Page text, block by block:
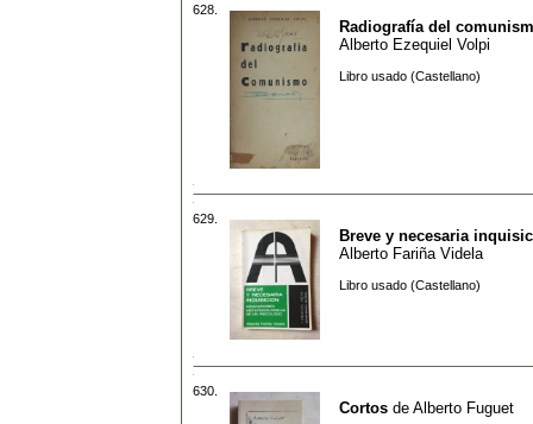
628.
Radiografía del
Alberto Ezequiel Volpi
Libro usado (Castellano)
629.
Breve y necesaria
Alberto Fariña Videla
Libro usado (Castellano)
630.
Cortos de Alberto Fuguet